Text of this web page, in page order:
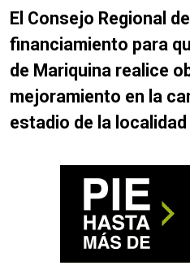
El Consejo Regional
financiamiento para
de Mariquina realice
mejoramiento en la
estadio de la